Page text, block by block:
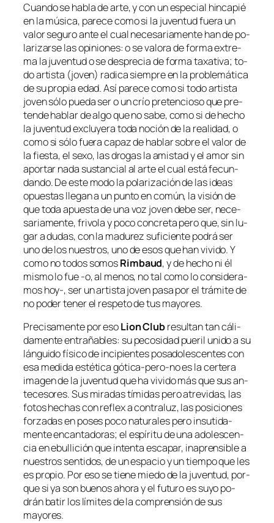
Cuando se ha­bla de ar­te, y con un es­pe­cial hin­ca­pié
en la mú­si­ca, pa­re­ce co­mo si la ju­ven­tud fue­ra un
va­lor se­gu­ro an­te el cual ne­ce­sa­ria­men­te han de po­
la­ri­zar­se las opi­nio­nes: o se va­lo­ra de for­ma ex­tre­
ma la ju­ven­tud o se des­pre­cia de for­ma ta­xa­ti­va; to­
do ar­tis­ta (jo­ven) ra­di­ca siem­pre en la pro­ble­má­ti­ca
de su pro­pia edad. Así pa­re­ce co­mo si to­do ar­tis­ta
jo­ven só­lo pue­da ser o un crío pre­ten­cio­so que pre­
ten­de ha­blar de al­go que no sa­be, co­mo si de he­cho
la ju­ven­tud ex­clu­ye­ra to­da no­ción de la reali­dad, o
co­mo si só­lo fue­ra ca­paz de ha­blar so­bre el va­lor de
la fies­ta, el se­xo, las dro­gas la amis­tad y el amor sin
apor­tar na­da sus­tan­cial al ar­te el cual es­tá fe­cun­
dan­do. De es­te mo­do la po­la­ri­za­ción de las ideas
opues­tas lle­gan a un pun­to en co­mún, la vi­sión de
que to­da apues­ta de una voz jo­ven de­be ser, ne­ce­
sa­ria­men­te, fri­vo­la y po­co con­cre­ta pe­ro que, sin lu­
gar a du­das, con la ma­du­rez su­fi­cien­te po­drá ser
uno de los nues­tros, uno de esos quehan vi­vi­do. Y
co­mo no to­dos so­mosRimbaud, y de he­cho ni él
mis­mo lo fue ‑o, al me­nos, no tal co­mo lo con­si­de­ra­
mos hoy‑, ser un ar­tis­ta jo­ven pa­sa por el trá­mi­te de
no po­der te­ner el res­pe­to de tus mayores.
Precisamente por esoLion Clubre­sul­tan tan cá­li­
da­men­te en­tra­ña­bles: su pe­co­si­dad pue­ril uni­do a su
lán­gui­do fí­si­co de in­ci­pien­tes po­sa­do­les­cen­tes con
esa me­di­da es­té­ti­ca gótica-pero-no es la cer­te­ra
ima­gen de la ju­ven­tud que ha vi­vi­do más que sus an­
te­ce­so­res. Sus mi­ra­das tí­mi­das pe­ro atre­vi­das, las
fo­tos he­chas conre­flexa con­tra­luz, las po­si­cio­nes
for­za­das en po­ses po­co na­tu­ra­les pe­ro in­su­ti­da­
men­te en­can­ta­do­ras; el es­pí­ri­tu de una ado­les­cen­
cia en ebu­lli­ción que in­ten­ta es­ca­par, in­apren­si­ble a
nues­tros sen­ti­dos, de un es­pa­cio y un tiem­po que les
es pro­pio. Por eso se tie­ne mie­do de la ju­ven­tud, por­
que si ya son bue­nos aho­ra y el fu­tu­ro es su­yo po­
drán ba­tir los lí­mi­tes de la com­pren­sión de sus
mayores.